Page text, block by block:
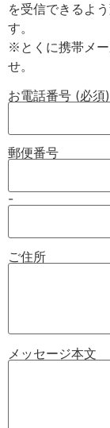
を受信できるよ
す。
※とくに携帯メ
お電話番号 (必須)
郵便番号
-
ご住所
メッセージ本文